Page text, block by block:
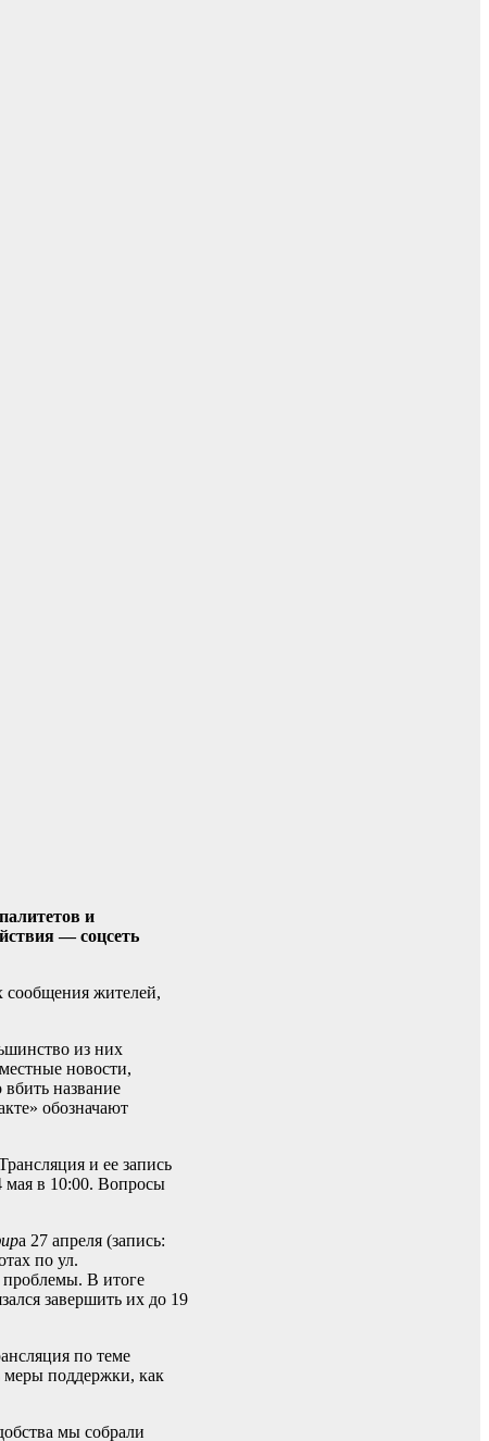
и
— соцсеть
сообщения жителей,
из них
новости,
название
обозначают
и ее запись
в 10:00. Вопросы
а 27 апреля (запись:
по ул.
В итоге
завершить их до 19
по теме
меры поддержки, как
мы собрали